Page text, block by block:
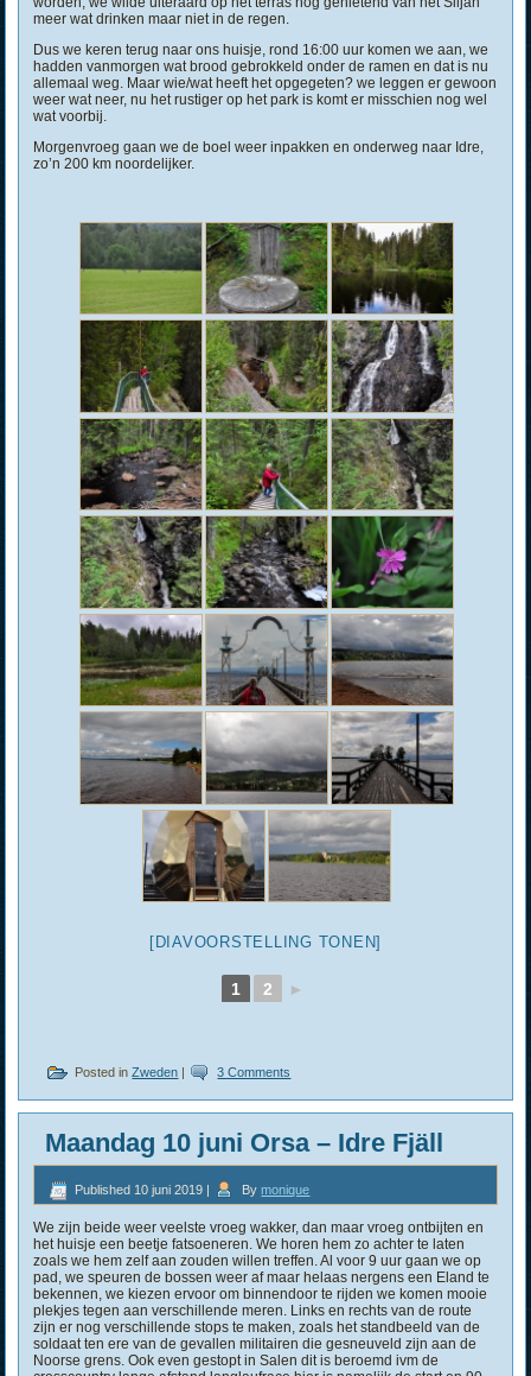
meer wat drinken maar niet in de regen.
Dus we keren terug naar ons huisje, rond 16:00 uur komen we aan, we
hadden vanmorgen wat brood gebrokkeld onder de ramen en dat is nu
allemaal weg. Maar wie/wat heeft het opgegeten? we leggen er gewoon
weer wat neer, nu het rustiger op het park is komt er misschien nog wel
wat voorbij.
Morgenvroeg gaan we de boel weer inpakken en onderweg naar Idre,
zo’n 200 km noordelijker.
[DIAVOORSTELLING TONEN]
1 2 ►
Posted in Zweden 3 Comments
Maandag 10 juni Orsa – Idre Fjäll
Published 10 juni 2019 By monique
We zijn beide weer veelste vroeg wakker, dan maar vroeg ontbijten en
het huisje een beetje fatsoeneren. We horen hem zo achter te laten
zoals we hem zelf aan zouden willen treffen. Al voor 9 uur gaan we op
pad, we speuren de bossen weer af maar helaas nergens een Eland te
bekennen, we kiezen ervoor om binnendoor te rijden we komen mooie
plekjes tegen aan verschillende meren. Links en rechts van de route
zijn er nog verschillende stops te maken, zoals het standbeeld van de
soldaat ten ere van de gevallen militairen die gesneuveld zijn aan de
Noorse grens. Ook even gestopt in Salen dit is beroemd ivm de